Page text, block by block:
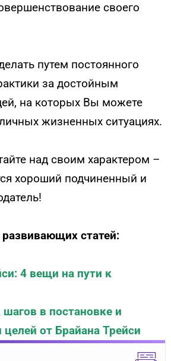
своего
путем постоянного
за достойным
на которых Вы можете
жизненных ситуациях.
над своим характером –
хороший подчиненный и
статей:
4 вещи на пути к
в постановке и
от Брайана Трейси